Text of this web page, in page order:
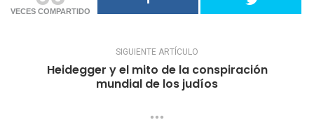
VECES COMPARTIDO
SIGUIENTE ARTÍCULO
Heidegger y el mito de la conspiración
mundial de los judíos